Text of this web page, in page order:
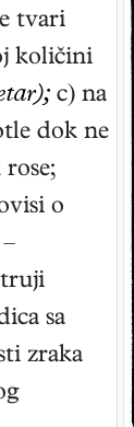
tvari
količini
c) na
dok ne
o
sa
zraka